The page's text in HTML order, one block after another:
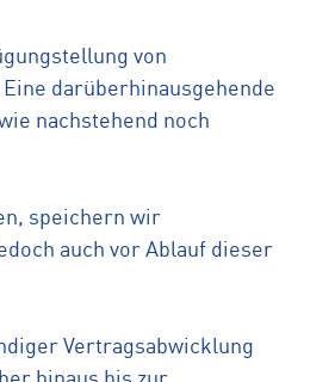
von
darüberhinausgehende
nachstehend noch
speichern wir
auch vor Ablauf dieser
Vertragsabwicklung